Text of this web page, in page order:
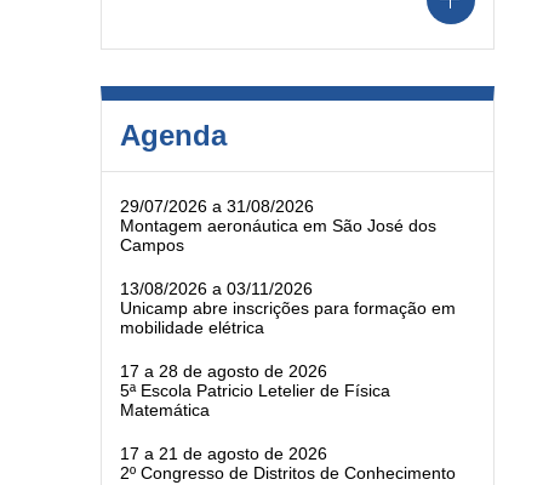
Agenda
29/07/2026 a 31/08/2026
Montagem aeronáutica em São José dos
Campos
13/08/2026 a 03/11/2026
Unicamp abre inscrições para formação em
mobilidade elétrica
17 a 28 de agosto de 2026
5ª Escola Patricio Letelier de Física
Matemática
17 a 21 de agosto de 2026
2º Congresso de Distritos de Conhecimento